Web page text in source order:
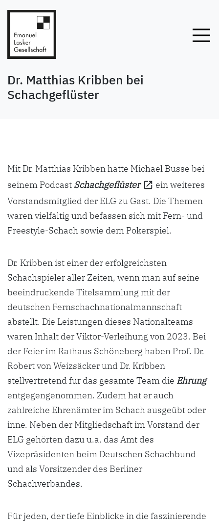
Dr. Matthias Kribben bei
Schachgeflüster
Mit Dr. Matthias Kribben hatte Michael Busse bei
seinem Podcast Schachgeflüster
ein weiteres
Vorstandsmitglied der ELG zu Gast. Die Themen
waren vielfältig und befassen sich mit Fern- und
Freestyle-Schach sowie dem Pokerspiel.
Dr. Kribben ist einer der erfolgreichsten
Schachspieler aller Zeiten, wenn man auf seine
beeindruckende Titelsammlung mit der
deutschen Fernschachnationalmannschaft
abstellt. Die Leistungen dieses Nationalteams
waren Inhalt der Viktor-Verleihung von 2023. Bei
der Feier im Rathaus Schöneberg haben Prof. Dr.
Robert von Weizsäcker und Dr. Kribben
stellvertretend für das gesamte Team die Ehrung
entgegengenommen. Zudem hat er auch
zahlreiche Ehrenämter im Schach ausgeübt oder
inne. Neben der Mitgliedschaft im Vorstand der
ELG gehörten dazu u.a. das Amt des
Vizepräsidenten beim Deutschen Schachbund
und als Vorsitzender des Berliner
Schachverbandes.
Für jeden, der tiefe Einblicke in die faszinierende